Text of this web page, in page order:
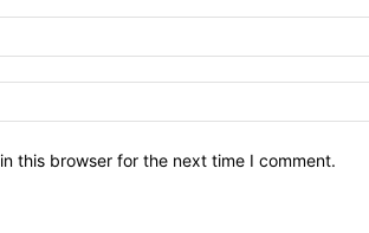
this browser for the next time I comment.